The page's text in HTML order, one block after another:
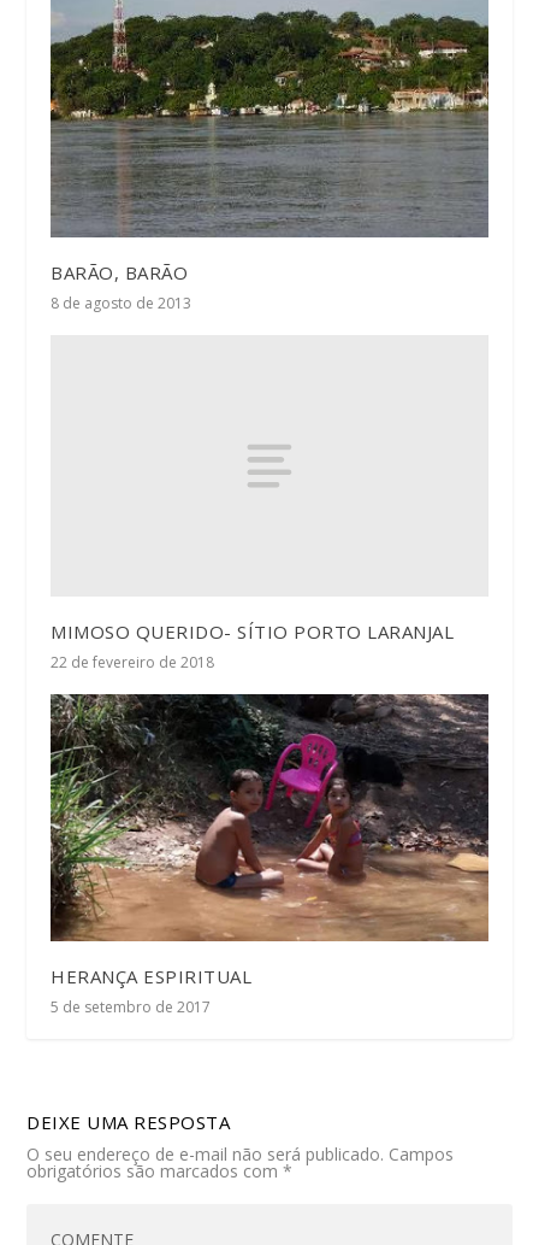
BARÃO, BARÃO
8 de agosto de 2013
MIMOSO QUERIDO- SÍTIO PORTO LARANJAL
22 de fevereiro de 2018
HERANÇA ESPIRITUAL
5 de setembro de 2017
DEIXE UMA RESPOSTA
O seu endereço de e-mail não será publicado. Campos
obrigatórios são marcados com*